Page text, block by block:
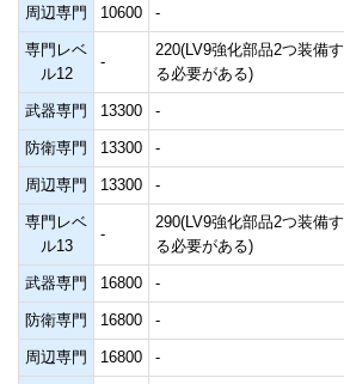
周辺専門 10600 -
専門レベ
ル12
-
220(LV9強化部品2つ装備す
る必要がある)
武器専門 13300 -
防衛専門 13300 -
周辺専門 13300 -
専門レベ
ル13
-
290(LV9強化部品2つ装備す
る必要がある)
武器専門 16800 -
防衛専門 16800 -
周辺専門 16800 -